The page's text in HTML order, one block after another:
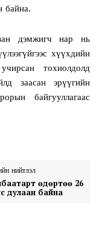
байна.
дэмжигч нар нь
хүүхдийн
тохиолдолд
заасан эрүүгийн
байгууллагаас
нийтлэл
өдөртөө 26
дулаан байна